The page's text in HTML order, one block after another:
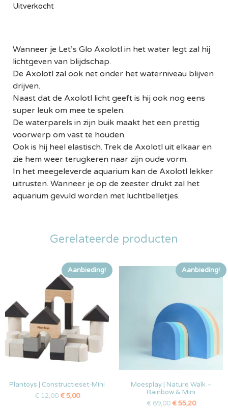
Uitverkocht
Wanneer je Let’s Glo Axolotl in het water legt zal hij
lichtgeven van blijdschap.
De Axolotl zal ook net onder het waterniveau blijven
drijven.
Naast dat de Axolotl licht geeft is hij ook nog eens
super leuk om mee te spelen.
De waterparels in zijn buik maakt het een prettig
voorwerp om vast te houden.
Ook is hij heel elastisch. Trek de Axolotl uit elkaar en
zie hem weer terugkeren naar zijn oude vorm.
In het meegeleverde aquarium kan de Axolotl lekker
uitrusten. Wanneer je op de zeester drukt zal het
aquarium gevuld worden met luchtbelletjes.
Gerelateerde producten
Aanbieding!
Plantoys | Constructieset-Mini
€ 12,00 €5,00
Aanbieding!
Moesplay | Nature Walk –
Rainbow & Mini
€ 69,00 €55,20